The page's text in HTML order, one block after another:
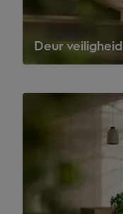
Deur veiligheid